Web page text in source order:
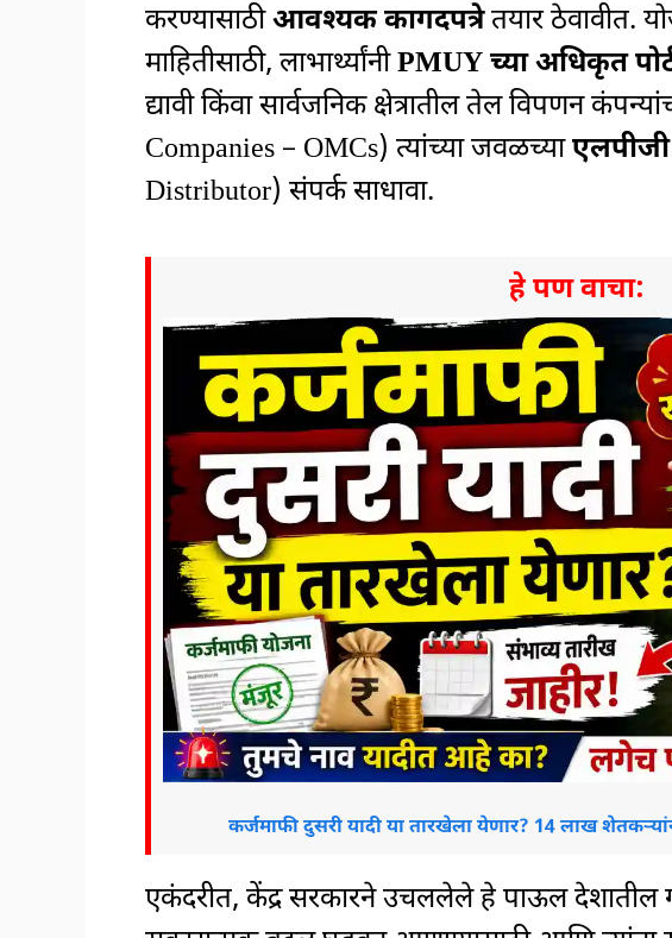
करण्यासाठीआवश्यक कागदपत्रेतयार ठेवावीत.
माहितीसाठी, लाभार्थ्यांनीPMUY च्या अधिकृत
द्यावी किंवा सार्वजनिक क्षेत्रातील तेल विपणन
Companies – OMCs) त्यांच्या जवळच्या
Distributor) संपर्क साधावा.
हे पण वाचा:
कर्जमाफी दुसरी यादी या तारखेला येणार? 14 लाख
एकंदरीत, केंद्र सरकारने उचललेले हे पाऊल देशातील